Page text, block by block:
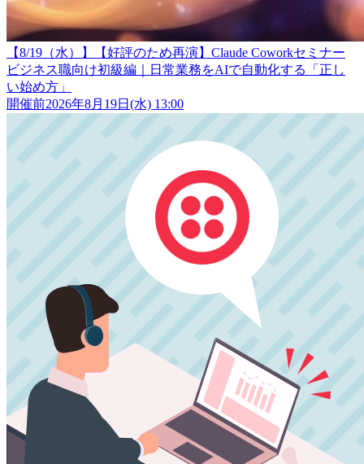
【8/19（水）】【好評のため再演】Claude Coworkセミナー
ビジネス職向け初級編｜日常業務をAIで自動化する「正し
い始め方」
開催前2026年8月19日(水) 13:00